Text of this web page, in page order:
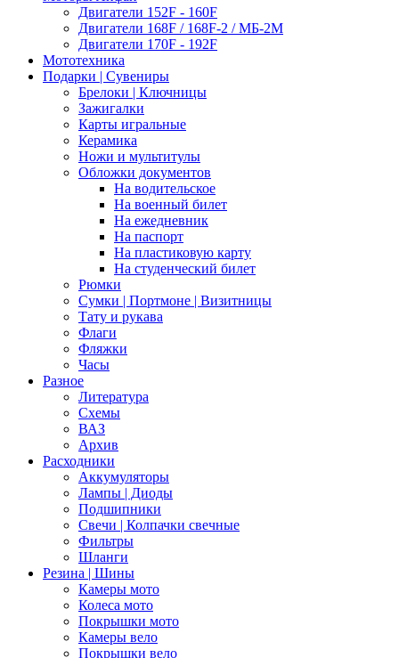
Двигатели 152F - 160F
Двигатели 168F / 168F-2 / МБ-2М
Двигатели 170F - 192F
Мототехника
Подарки | Сувениры
Брелоки | Ключницы
Зажигалки
Карты игральные
Керамика
Ножи и мультитулы
Обложки документов
На водительское
На военный билет
На ежедневник
На паспорт
На пластиковую карту
На студенческий билет
Рюмки
Сумки | Портмоне | Визитницы
Тату и рукава
Флаги
Фляжки
Часы
Разное
Литература
Схемы
ВАЗ
Архив
Расходники
Аккумуляторы
Лампы | Диоды
Подшипники
Свечи | Колпачки свечные
Фильтры
Шланги
Резина | Шины
Камеры мото
Колеса мото
Покрышки мото
Камеры вело
Покрышки вело